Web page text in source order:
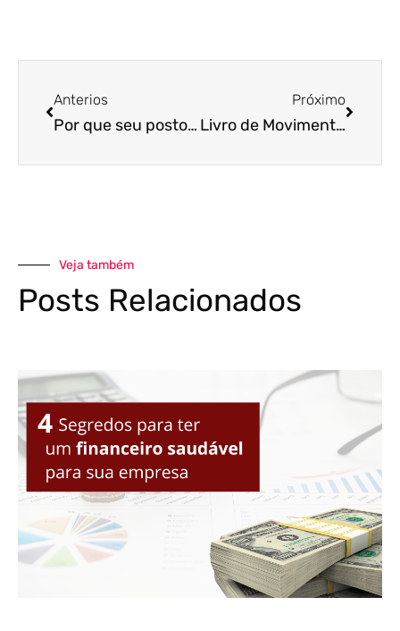
Anterios
Por que seu posto de combustíveis precisa de uma gestão contábil eficiente?
Próximo
Livro de Movimentação de Combustíveis: Confira nossas orientações para o cadastramento correto
Veja também
Posts Relacionados